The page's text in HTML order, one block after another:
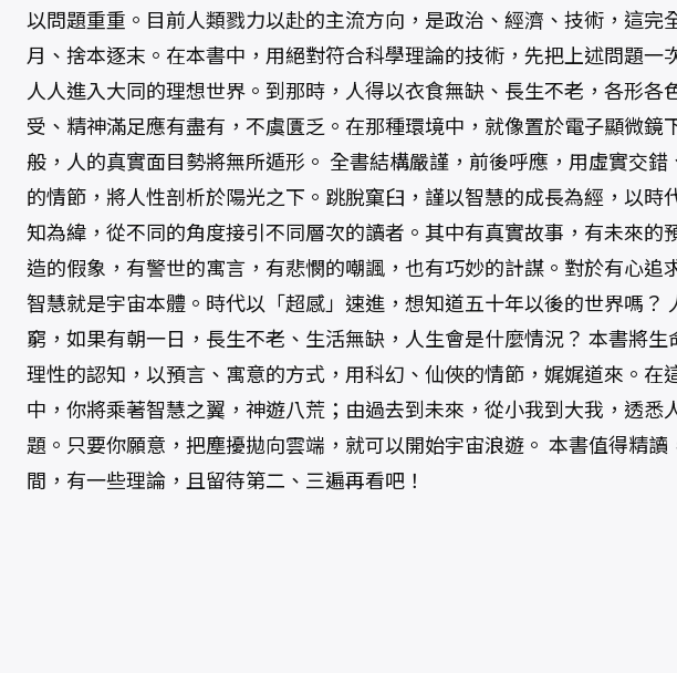
以問題重重。目前人類戮力以赴的主流方向，是政治、經濟、技術，這完
月、捨本逐末。在本書中，用絕對符合科學理論的技術，先把上述問題一
人人進入大同的理想世界。到那時，人得以衣食無缺、長生不老，各形各
受、精神滿足應有盡有，不虞匱乏。在那種環境中，就像置於電子顯微鏡
般，人的真實面目勢將無所遁形。 全書結構嚴謹，前後呼應，用虛實交錯
的情節，將人性剖析於陽光之下。跳脫窠臼，謹以智慧的成長為經，以時
知為緯，從不同的角度接引不同層次的讀者。其中有真實故事，有未來的
造的假象，有警世的寓言，有悲憫的嘲諷，也有巧妙的計謀。對於有心追
智慧就是宇宙本體。時代以「超感」速進，想知道五十年以後的世界嗎？
窮，如果有朝一日，長生不老、生活無缺，人生會是什麼情況？ 本書將生
理性的認知，以預言、寓意的方式，用科幻、仙俠的情節，娓娓道來。在
中，你將乘著智慧之翼，神遊八荒；由過去到未來，從小我到大我，透悉
題。只要你願意，把塵擾拋向雲端，就可以開始宇宙浪遊。 本書值得精讀
間，有一些理論，且留待第二、三遍再看吧！